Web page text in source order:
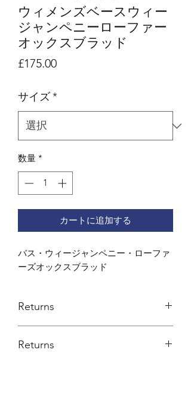
ウィメンズベースウィー
ジャンペニーローファー
オックスブラッド
£175.00価
サイズ*
数量 *
カートに追加する
バス・ウィージャンペニー・ローファ
ーズオックスブラッド
Returns
Returns